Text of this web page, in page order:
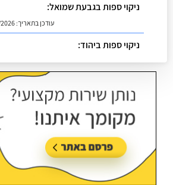
ניקוי ספות בגבעת שמואל:
עודכן בתאריך:05/02/
ניקוי ספות ביהוד:
עודכן בתאריך:02/07/